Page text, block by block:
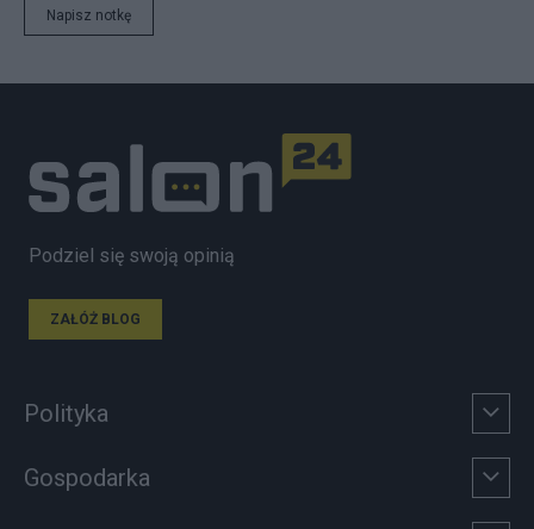
Napisz notkę
Podziel się swoją opinią
ZAŁÓŻ BLOG
Polityka
Gospodarka